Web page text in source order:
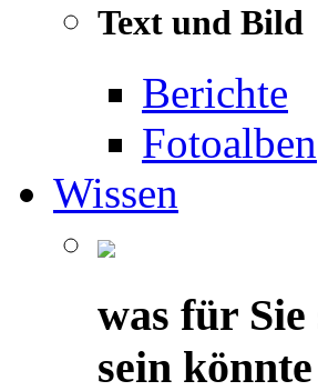
Text und Bild
Berichte
Fotoalben
Wissen
was für Sie
sein könnte